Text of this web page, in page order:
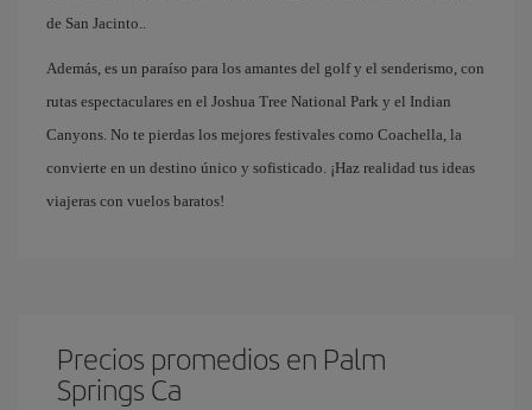
de San Jacinto..
Además, es un paraíso para los amantes del golf y el senderismo, con
rutas espectaculares en el Joshua Tree National Park y el Indian
Canyons. No te pierdas los mejores festivales como Coachella, la
convierte en un destino único y sofisticado. ¡Haz realidad tus ideas
viajeras con vuelos baratos!
Precios promedios en Palm
Springs Ca